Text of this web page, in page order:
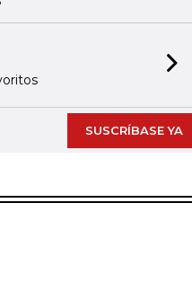
SUSCRÍBASE YA